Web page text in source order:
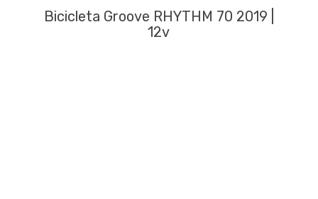
Bicicleta Groove RHYTHM 70 2019 |
12v